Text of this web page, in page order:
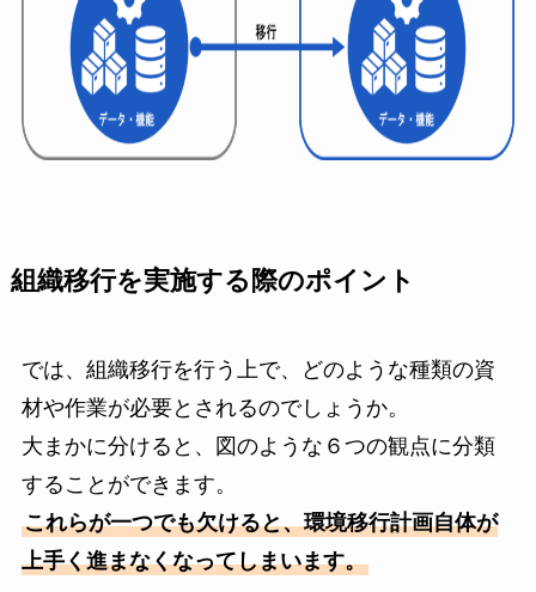
組織移行を実施する際のポイント
では、組織移行を行う上で、どのような種類の資
材や作業が必要とされるのでしょうか。
大まかに分けると、図のような６つの観点に分類
することができます。
これらが一つでも欠けると、環境移行計画自体が
上手く進まなくなってしまいます。